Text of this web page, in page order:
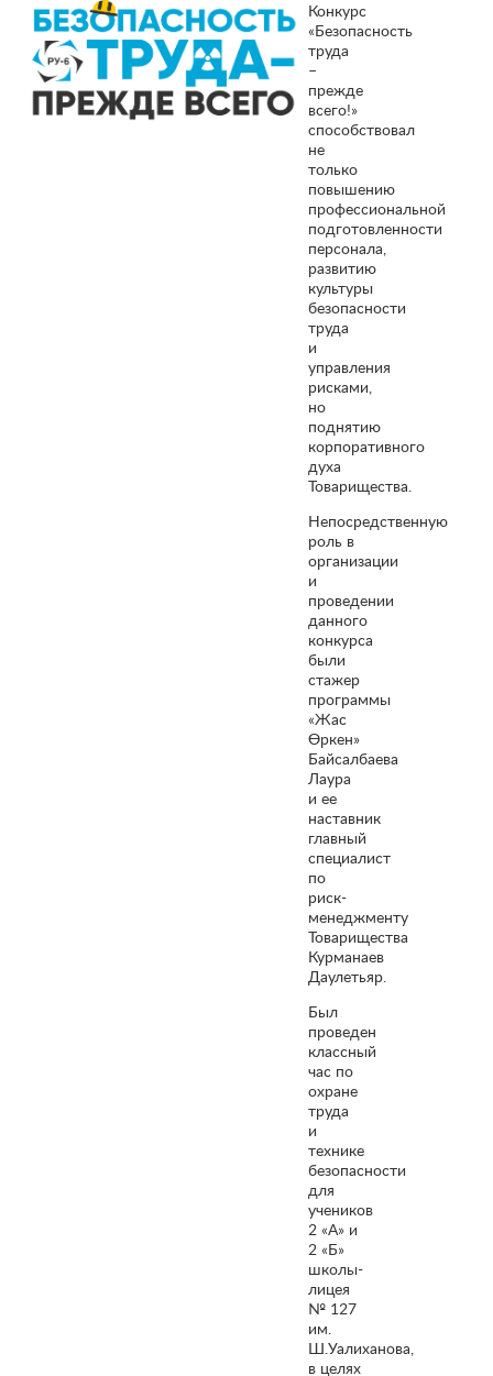
Конкурс
«Безопасность
труда
–
прежде
всего!»
способствовал
не
только
повышению
профессиональной
подготовленности
персонала,
развитию
культуры
безопасности
труда
и
управления
рисками,
но
поднятию
корпоративного
духа
Товарищества.
Непосредственную
роль в
организации
и
проведении
данного
конкурса
были
стажер
программы
«Жас
Өркен»
Байсалбаева
Лаура
и ее
наставник
главный
специалист
по
риск-
менеджменту
Товарищества
Курманаев
Даулетьяр.
Был
проведен
классный
час по
охране
труда
и
технике
безопасности
для
учеников
2 «А» и
2 «Б»
школы-
лицея
№ 127
им.
Ш.Уалиханова,
в целях